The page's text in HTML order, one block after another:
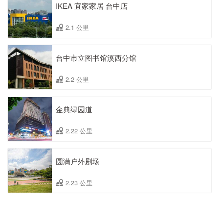
IKEA 宜家家居 台中店
2.1 公里
台中市立图书馆溪西分馆
2.2 公里
金典绿园道
2.22 公里
圆满户外剧场
2.23 公里